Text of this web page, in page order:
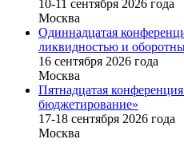
10-11 сентября 2026 года
Москва
Одиннадцатая
ликвидностью и
16 cентября 2026 года
Москва
Пятнадцатая
бюджетирование»
17-18 сентября 2026 года
Москва